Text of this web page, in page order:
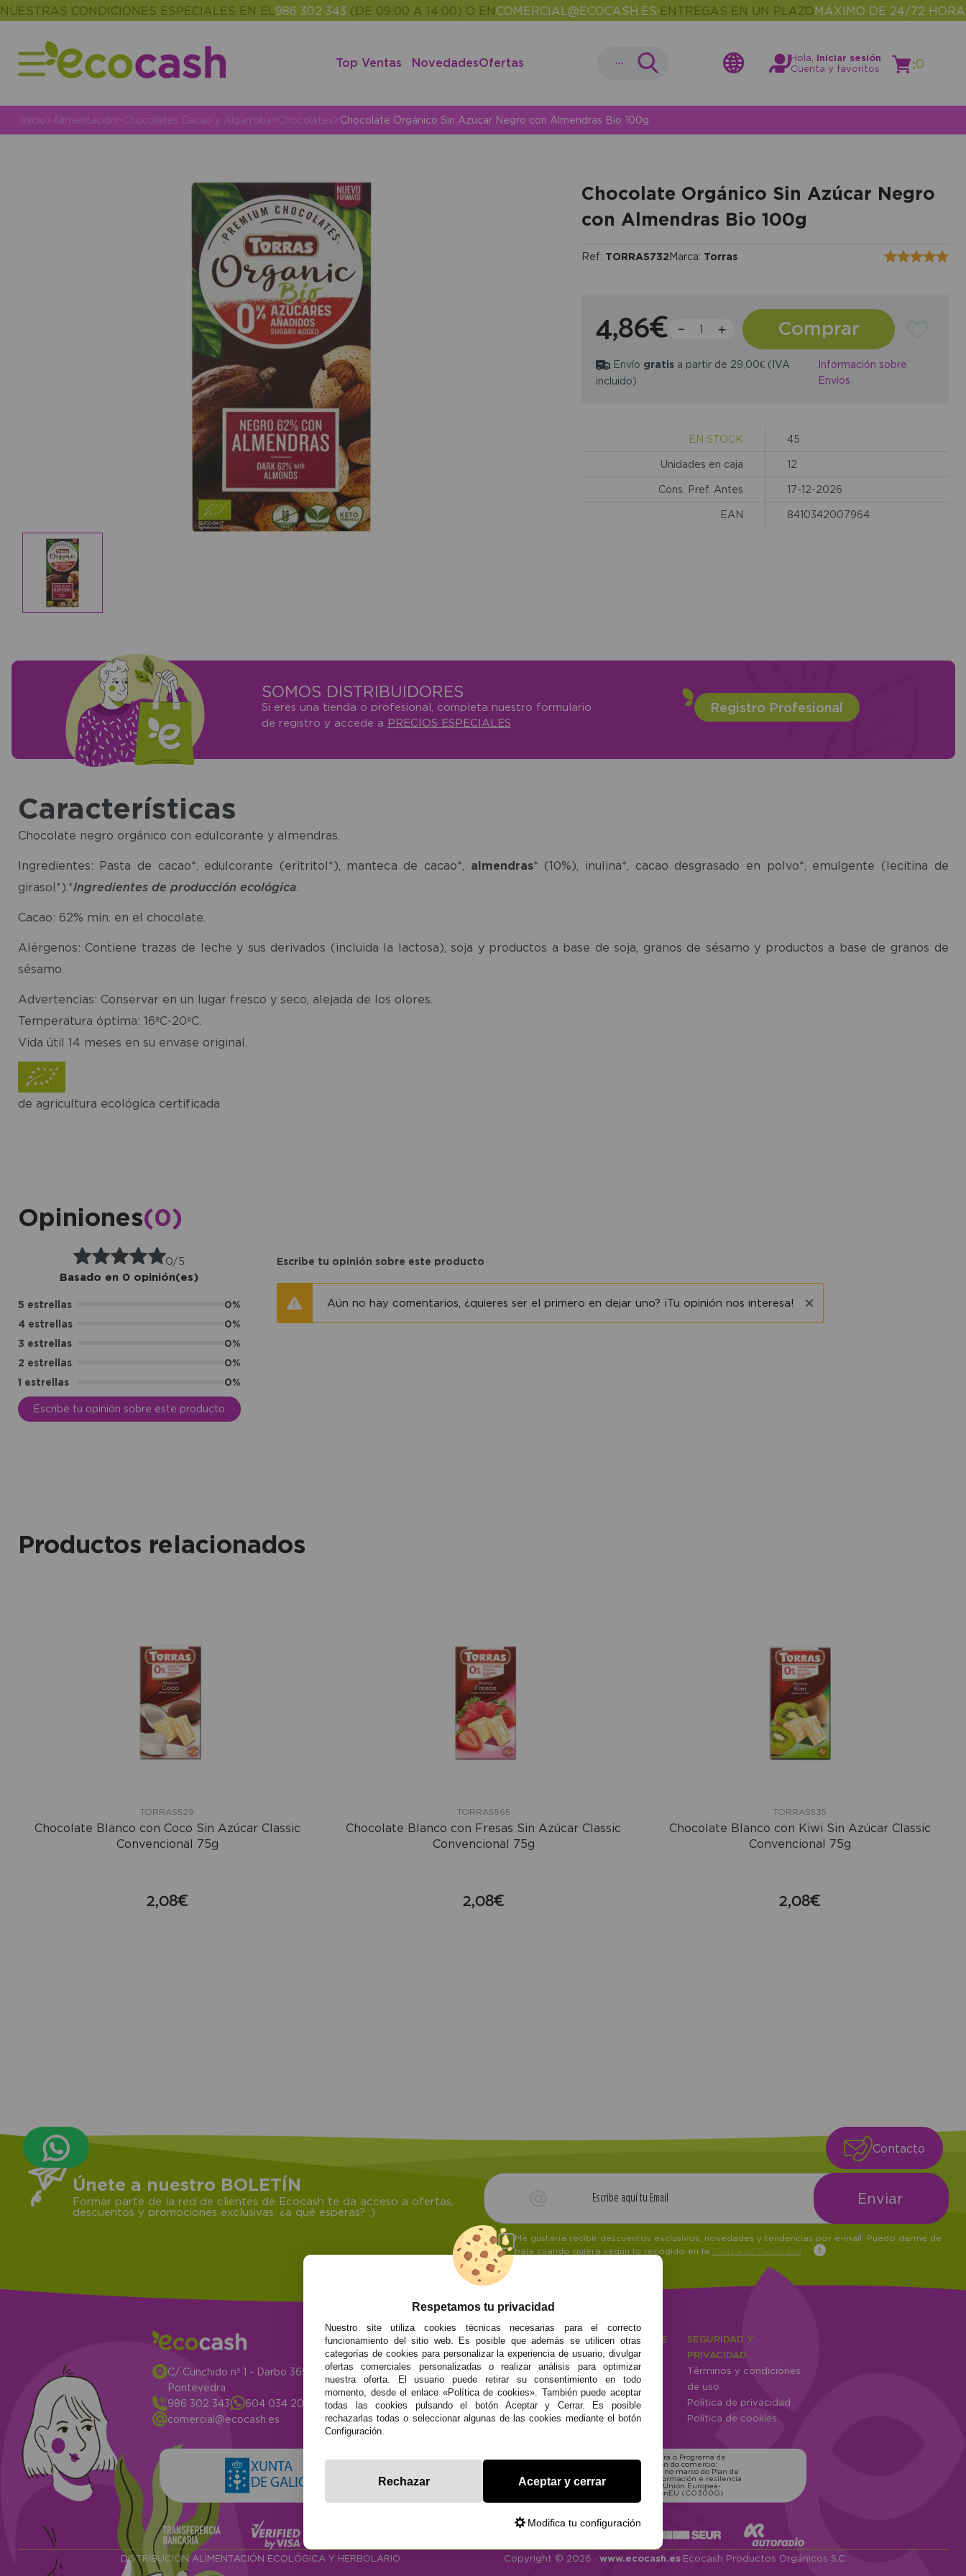
CONDICIONES ESPECIALES EN EL 986 302 343 (DE 09:00 A 14:00) O ENCOMERCIAL@ECOCASH.ES •ENTREGAS EN UN PLAZOMÁXIMO DE 24/72 HORAS •
Top Ventas NovedadesOfertas ... Hola,
Iniciar sesión
Cuenta y favoritos
:0
Inicio> Alimentación> Chocolates Cacao y Algarroba> Chocolates> Chocolate Orgánico Sin Azúcar Negro con Almendras Bio 100g
Chocolate Orgánico Sin Azúcar Negro
con Almendras Bio 100g
Ref: TORRAS732 Marca: Torras
4,86€ Comprar
Envío gratisa partir de 29,00€ (IVA
incluido)
Información sobre
Envios
EN STOCK 45
Unidades en caja 12
Cons. Pref. Antes 17-12-2026
EAN 8410342007964
SOMOS DISTRIBUIDORES
Si eres una tienda o profesional, completa nuestro formulario
de registro y accede a PRECIOS ESPECIALES
Registro Profesional
Características
Chocolate negro orgánico con edulcorante y almendras.
Ingredientes: Pasta de cacao*, edulcorante (eritritol*), manteca de cacao*, almendras* (10%), inulina*, cacao desgrasado en polvo*, emulgente (lecitina de
girasol*).*Ingredientes de producción ecológica.
Cacao: 62% min. en el chocolate.
Alérgenos: Contiene trazas de leche y sus derivados (incluida la lactosa), soja y productos a base de soja, granos de sésamo y productos a base de granos de
sésamo.
Advertencias: Conservar en un lugar fresco y seco, alejada de los olores.
Temperatura óptima: 16ºC-20ºC.
Vida útil 14 meses en su envase original.
de agricultura ecológica certificada
Opiniones(0)
0/5
Basado en 0 opinión(es)
5 estrellas
0%
4 estrellas
0%
3 estrellas
0%
2 estrellas
0%
1 estrellas
0%
Escribe tu opinión sobre este producto
Escribe tu opinión sobre este producto
Aún no hay comentarios, ¿quieres ser el primero en dejar uno? ¡Tu opinión nos interesa!
Productos relacionados
TORRAS529
Chocolate Blanco con Coco Sin Azúcar Classic
Convencional 75g
2,08€
TORRAS565
Chocolate Blanco con Fresas Sin Azúcar Classic
Convencional 75g
2,08€
TORRAS535
Chocolate Blanco con Kiwi Sin Azúcar Classic
Convencional 75g
2,08€
Únete a nuestro BOLETÍN
Formar parte de la red de clientes de Ecocash te da acceso a ofertas,
descuentos y promociones exclusivas, ¿a qué esperas? ;)
Me gustaría recibir descuentos exclusivos, novedades y tendencias por e-mail. Puedo darme de
baja cuando quiera según lo recogido en la Política de Publicidad
C/ Cunchido nº 1 - Darbo 36940 Cangas
Pontevedra
986 302 343
604 034 204
comercial@ecocash.es
NOSOTROS
Quiénes somos
Info
ATENCIÓN AL CLIENTE
Envíos y devoluciones
Formas de pago
Preguntas Frecuentes
Contacto
SEGURIDAD Y
PRIVACIDAD
Términos y condiciones
de uso
Política de privacidad
Política de cookies
XUNTA
DE GALICIA
Financiado pola
NextGenerationEU
Transformación
y Resiliencia
Subvencións para o Programa de
modernización do comercio:
Fondo Tecnolóxico, no marco do Plan de
recuperación, transformación e resilencia
finaciado pola Unión Europea-
NextGenerationEU (CO300G)
DISTRIBUCIÓN ALIMENTACIÓN ECOLÓGICAY HERBOLARIO Copyright © 2026 · www.ecocash.es·Ecocash Productos Orgánicos S.C
Contacto
Respetamos tu privacidad
Nuestro site utiliza cookies técnicas necesarias para el correcto
funcionamiento del sitio web. Es posible que además se utilicen otras
categorías de cookies para personalizar la experiencia de usuario, divulgar
ofertas comerciales personalizadas o realizar análisis para optimizar
nuestra oferta. El usuario puede retirar su consentimiento en todo
momento, desde el enlace «Política de cookies». También puede aceptar
todas las cookies pulsando el botón Aceptar y Cerrar. Es posible
rechazarlas todas o seleccionar algunas de las cookies mediante el botón
Configuración.
Rechazar Aceptar y cerrar
Modifica tu configuración